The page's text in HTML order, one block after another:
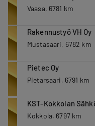
Vaasa, 6781 km
Rakennustyö VH Oy
Mustasaari, 6782 km
Pietec Oy
Pietarsaari, 6791 km
KST-Kokkolan
Kokkola, 6797 km